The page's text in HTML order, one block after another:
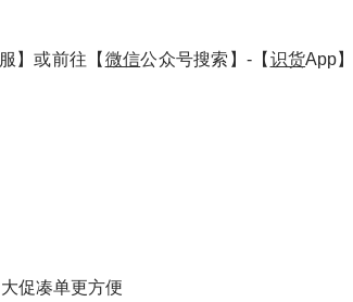
】或前往【 微信公众号搜索】-【 识货App
促凑单更方便